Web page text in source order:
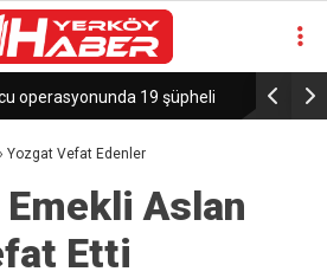
19 şüpheli Sekili Köyü’ne Okul
› Yozgat Vefat Edenler
Emekli Aslan
Etti